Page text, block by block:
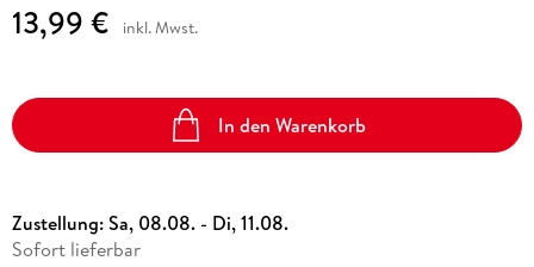
13,99 € inkl. Mwst.
In den Warenkorb
Zustellung:Sa, 08.08. - Di, 11.08.
Sofort lieferbar